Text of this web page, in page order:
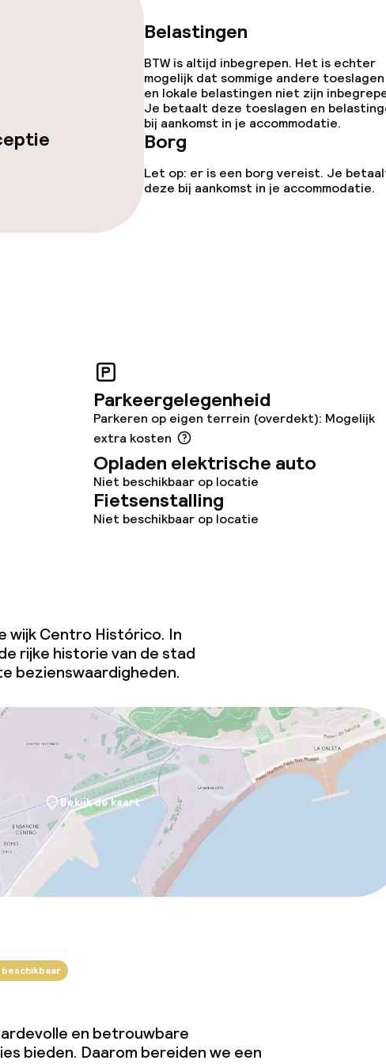
kinderen
Belastingen
BTW is altijd inbegrepen. Het is echter
mogelijk dat sommige andere toeslagen
en lokale belastingen niet zijn
Je betaalt deze toeslagen en
bij aankomst in je accommodatie.
Borg
Let op: er is een borg vereist. Je
deze bij aankomst in je accommodatie.
Parkeergelegenheid
Parkeren op eigen terrein (overdekt): Mogelijk
extra kosten
Opladen elektrische auto
Niet beschikbaar op locatie
Fietsenstalling
Niet beschikbaar op locatie
wijk Centro Histórico. In
rijke historie van de stad
bezienswaardigheden.
Bekijk de kaart
en betrouwbare
bieden. Daarom bereiden we een